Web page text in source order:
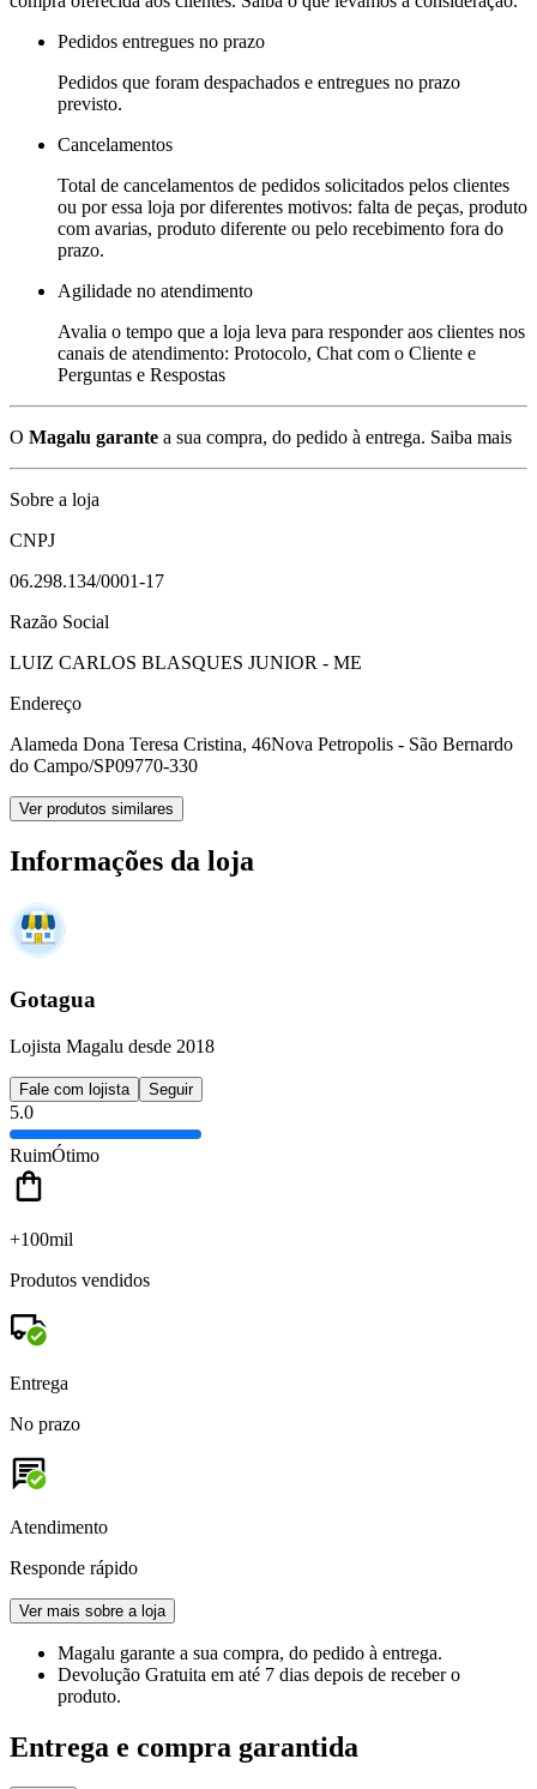
Pedidos entregues no prazo
Pedidos que foram despachados e entregues no prazo
previsto.
Cancelamentos
Total de cancelamentos de pedidos solicitados pelos clientes
ou por essa loja por diferentes motivos: falta de peças, produto
com avarias, produto diferente ou pelo recebimento fora do
prazo.
Agilidade no atendimento
Avalia o tempo que a loja leva para responder aos clientes nos
canais de atendimento: Protocolo, Chat com o Cliente e
Perguntas e Respostas
O Magalu garante a sua compra, do pedido à entrega. Saiba mais
Sobre a loja
CNPJ
06.298.134/0001-17
Razão Social
LUIZ CARLOS BLASQUES JUNIOR - ME
Endereço
Alameda Dona Teresa Cristina, 46Nova Petropolis - São Bernardo
do Campo/SP09770-330
Ver produtos similares
Informações da loja
Gotagua
Lojista Magalu desde 2018
Fale com lojista Seguir
5.0
RuimÓtimo
+100mil
Produtos vendidos
Entrega
No prazo
Atendimento
Responde rápido
Ver mais sobre a loja
Magalu garante a sua compra, do pedido à entrega.
Devolução Gratuita em até 7 dias depois de receber o
produto.
Entrega e compra garantida